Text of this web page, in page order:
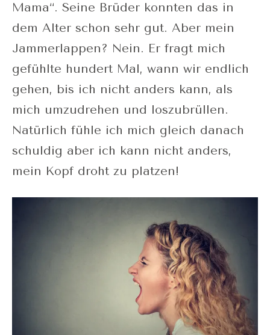
Mama“. Seine Brüder konnten das in
dem Alter schon sehr gut. Aber mein
Jammerlappen? Nein. Er fragt mich
gefühlte hundert Mal, wann wir endlich
gehen, bis ich nicht anders kann, als
mich umzudrehen und loszubrüllen.
Natürlich fühle ich mich gleich danach
schuldig aber ich kann nicht anders,
mein Kopf droht zu platzen!